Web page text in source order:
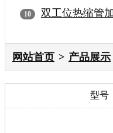
双工位热缩管
网站首页 产品展示
型号